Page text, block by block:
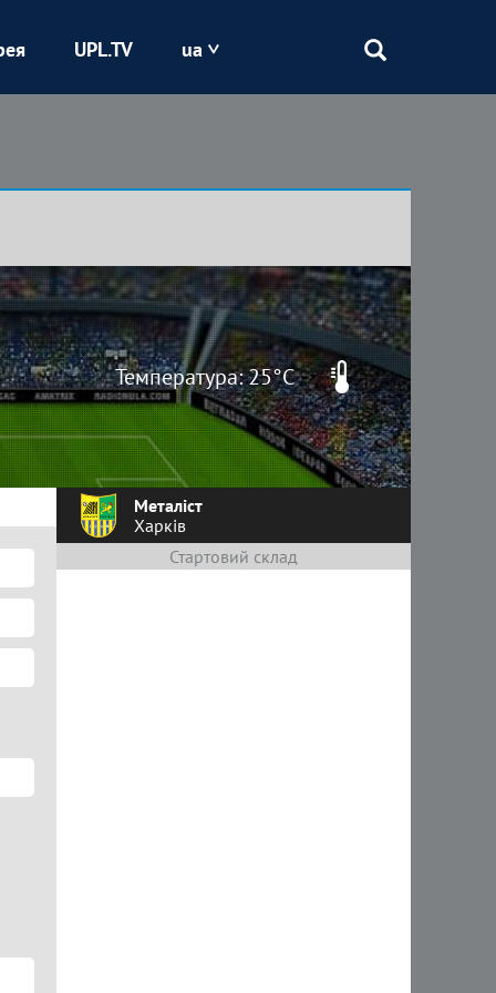
Кривбас
Шахтар
UPL.TV ua
Температура: 25°C
Металіст
Харків
Стартовий склад